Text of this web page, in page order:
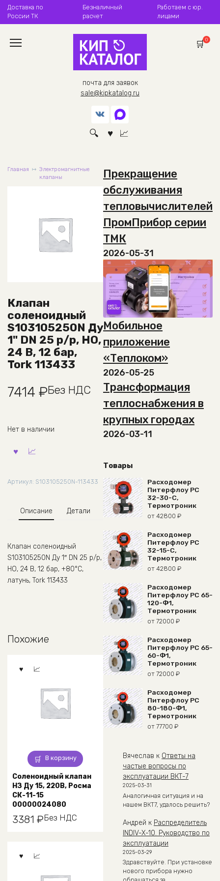
Перейти
содержанию
Доставка по
России ТК
Безналичный
расчет
Работаем с юр.
лицами
почта для заявок
sale@kipkatalog.ru
0
Главная
Электромагнитные
клапаны
Клапан
соленоидный
S103105250N Ду
1" DN 25 р/р, НО,
24 В, 12 бар,
Tork 113433
7414 ₽Без НДС
Нет в наличии
Артикул: S103105250N-113433
Описание Детали
Клапан соленоидный
S103105250N Ду 1″ DN 25 р/р,
НО, 24 В, 12 бар, +80°С,
латунь, Tork 113433
Похожие
В корзину
Соленоидный клапан
НЗ Ду 15, 220В, Росма
СК-11-15
00000024080
3381 ₽Без НДС
Прекращение
обслуживания
тепловычислителей
ПромПрибор серии
ТМК
2026-05-31
Мобильное
приложение
«Теплоком»
2026-05-25
Трансформация
теплоснабжения в
крупных городах
2026-03-11
Товары
Расходомер
Питерфлоу РС
32-30-С,
Термотроник
от 42800 ₽
Расходомер
Питерфлоу РС
32-15-С,
Термотроник
от 42800 ₽
Расходомер
Питерфлоу РС 65-
120-Ф1,
Термотроник
от 72000 ₽
Расходомер
Питерфлоу РС 65-
60-Ф1,
Термотроник
от 72000 ₽
Расходомер
Питерфлоу РС
80-180-Ф1,
Термотроник
от 77700 ₽
Вячеслав к Ответы на
частые вопросы по
эксплуатации ВКТ-7
2025-03-31
Аналогичная ситуация и на
нашем ВКТ7, удалось решить?
Андрей к Распределитель
INDIV-X-10. Руководство по
эксплуатации
2025-03-29
Здравствуйте. При установке
нового прибора нужно